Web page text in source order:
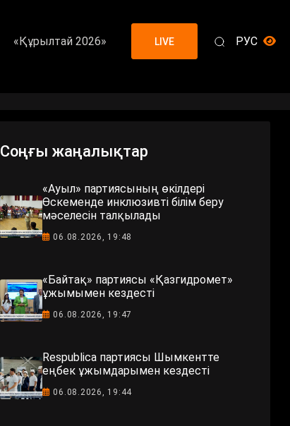
«Құрылтай 2026» LIVE РУС
Соңғы жаңалықтар
«Ауыл» партиясының өкілдері
Өскеменде инклюзивті білім беру
мәселесін талқылады
06.08.2026, 19:48
«Байтақ» партиясы «Қазгидромет»
ұжымымен кездесті
06.08.2026, 19:47
Respublica партиясы Шымкентте
еңбек ұжымдарымен кездесті
06.08.2026, 19:44